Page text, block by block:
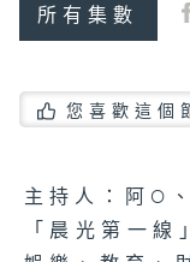
所有集數
您喜歡這個
主持人：阿O
「晨光第一